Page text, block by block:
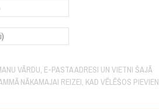
VĀRDU, E-PASTA ADRESI UN VIETNI ŠAJĀ
NĀKAMAJAI REIZEI, KAD VĒLĒŠOS